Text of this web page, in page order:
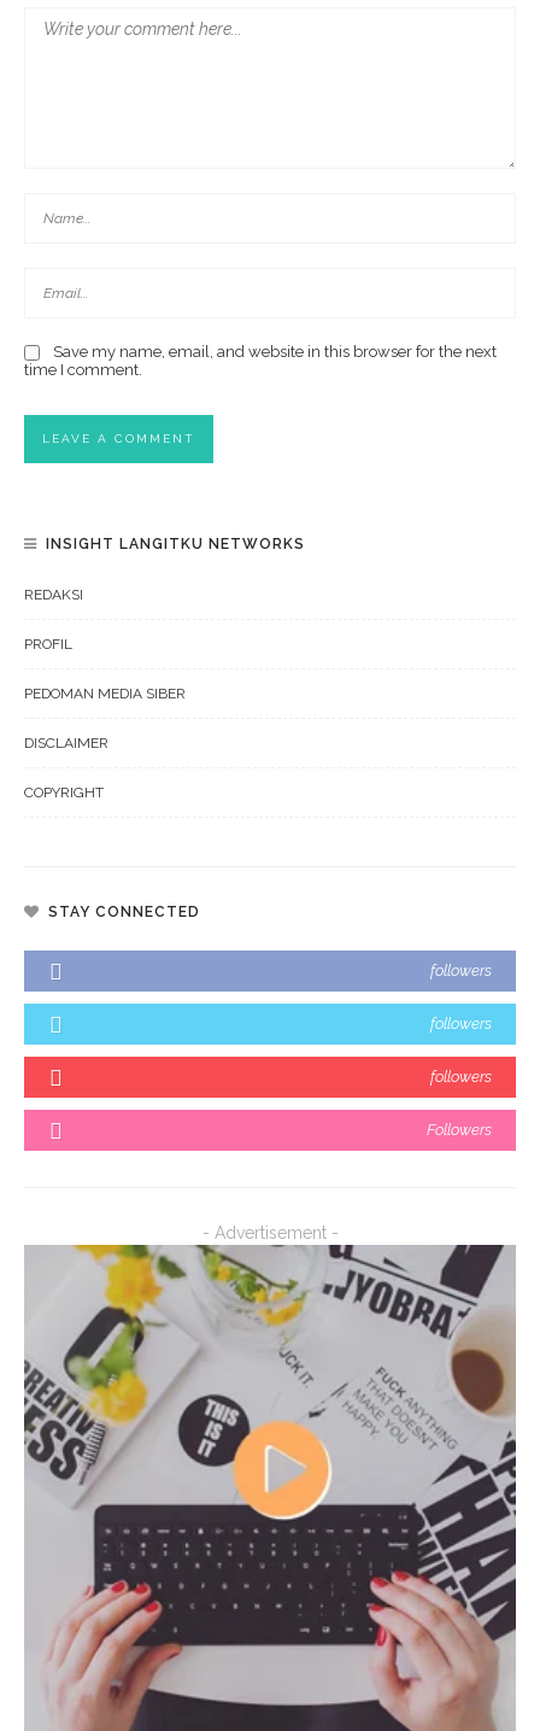
Save my name, email, and website in this browser for the next
time I comment.
INSIGHT LANGITKU NETWORKS
REDAKSI
PROFIL
PEDOMAN MEDIA SIBER
DISCLAIMER
COPYRIGHT
STAY CONNECTED
followers
followers
followers
Followers
- Advertisement -